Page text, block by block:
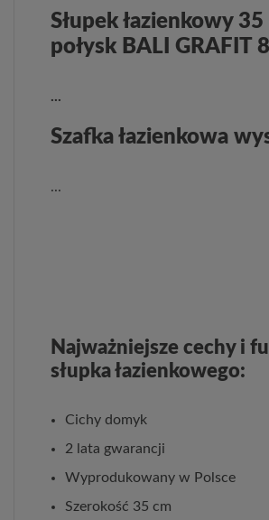
Słupek łazienkowy
połysk BALI GRAFIT
...
Szafka łazienkowa
...
Najważniejsze cechy i
słupka łazienkowego:
Cichy domyk
2 lata gwarancji
Wyprodukowany w Polsce
Szerokość 35 cm